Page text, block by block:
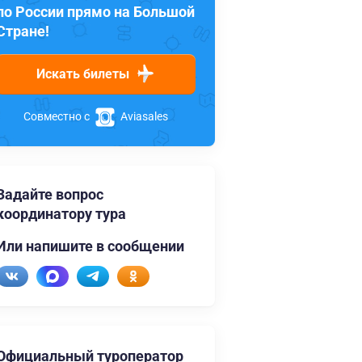
России прямо на Большой
Искать билеты
Совместно с Aviasales
вопрос
тура
напишите в сообщении
туроператор